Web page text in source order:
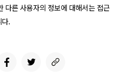
다른 사용자의 정보에 대해서는 접근
.